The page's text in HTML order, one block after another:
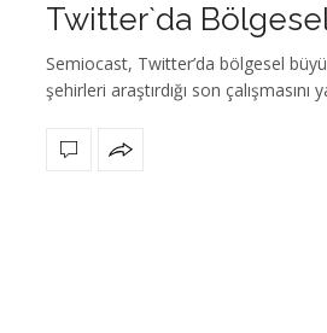
Twitter`da
Semiocast, Twitter’da bölgesel
şehirleri araştırdığı son çalışmasını